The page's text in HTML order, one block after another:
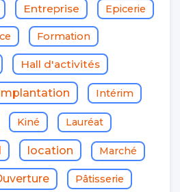
Entreprise Epicerie
Formation
Hall d'activités
Intérim
Kiné Lauréat
location Marché
Pâtisserie